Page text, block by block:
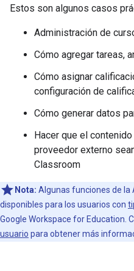
Estos son algunos casos
Administración de
Cómo agregar tareas,
Cómo asignar
configuración de
Cómo generar datos
Hacer que el
proveedor externo
Classroom
Nota: Algunas funciones de la
disponibles para los usuarios con
Google Workspace for Education.
usuario para obtener más